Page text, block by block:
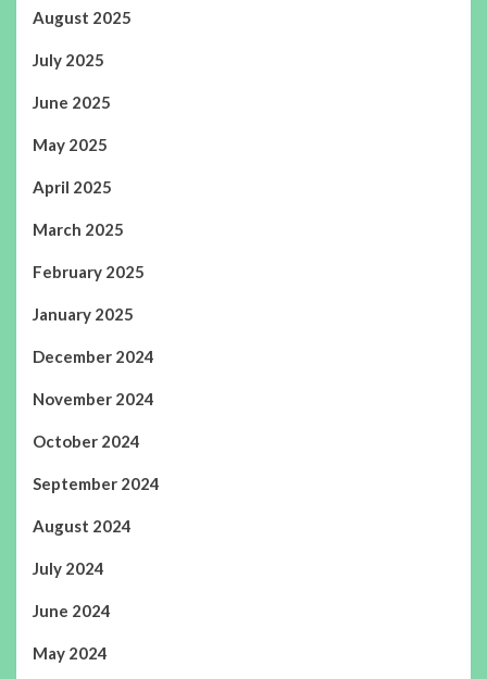
August 2025
July 2025
June 2025
May 2025
April 2025
March 2025
February 2025
January 2025
December 2024
November 2024
October 2024
September 2024
August 2024
July 2024
June 2024
May 2024